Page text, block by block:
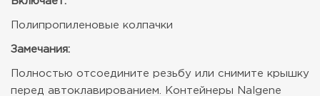
Полипропиленовые колпачки
Замечания:
Полностью отсоедините резьбу или снимите крышку
перед автоклавированием. Контейнеры Nalgene